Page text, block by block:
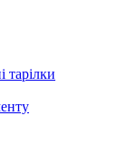
тарілки